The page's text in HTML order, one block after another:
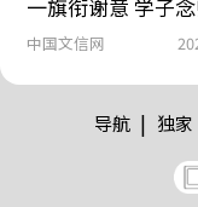
一旗衔谢意 学子
中国文信网
导航 | 独家